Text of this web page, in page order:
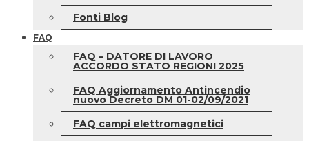
Fonti Blog
FAQ
FAQ – DATORE DI LAVORO
ACCORDO STATO REGIONI 2025
FAQ Aggiornamento Antincendio
nuovo Decreto DM 01-02/09/2021
FAQ campi elettromagnetici